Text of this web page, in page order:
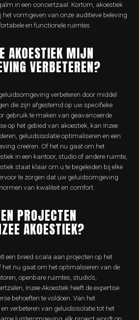
in een concertzaal. Kortom, akoestiek
het vormgeven van onze auditieve beleving
en functionele ruimtes.
AKOESTIEK MIJN
VERBETEREN?
verbeteren door middel
die zijn afgestemd op uw specifieke
gebruik te maken van geavanceerde
op het gebied van akoestiek, kan Inzee
geluidsisolatie optimaliseren en een
creëren. Of het nu gaat om het
in een kantoor, studio of andere ruimte,
staat klaar om u te begeleiden bij elke
te zorgen dat uw geluidsomgeving
van kwaliteit en comfort.
PROJECTEN
AKOESTIEK?
een breed scala aan projecten op het
het nu gaat om het optimaliseren van de
openbare ruimtes, studio’s,
Inzee Akoestiek heeft de expertise
behoeften te voldoen. Van het
verbeteren van geluidsisolatie tot het